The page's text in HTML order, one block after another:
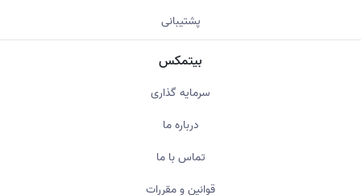
پشتیبانی
بیتمکس
سرمایه گذاری
درباره ما
تماس با ما
قوانین و مقررات